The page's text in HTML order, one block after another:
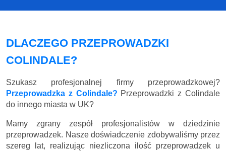
DLACZEGO PRZEPROWADZKI
COLINDALE?
Szukasz profesjonalnej firmy przeprowadzkowej?
Przeprowadzka z Colindale? Przeprowadzki z Colindale
do innego miasta w UK?
Mamy zgrany zespół profesjonalistów w dziedzinie
przeprowadzek. Nasze doświadczenie zdobywaliśmy przez
szereg lat, realizując niezliczona ilość przeprowadzek u